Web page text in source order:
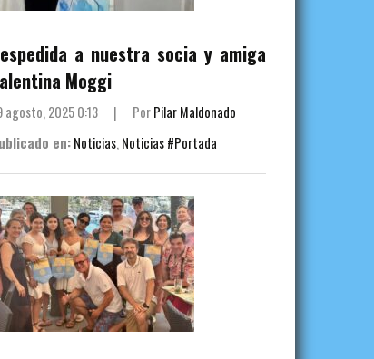
a nuestra socia y amiga
Moggi
agosto, 2025 0:13 | PorPilar Maldonado
en: Noticias, Noticias #Portada